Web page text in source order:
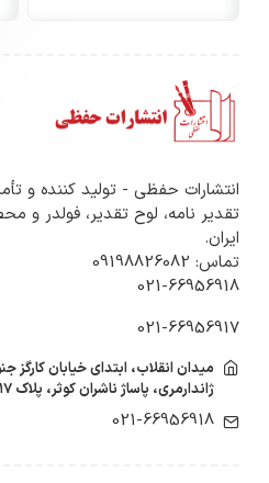
انتشارات حفظی - تولید کننده و
تقدیر نامه، لوح تقدیر، فولدر و
ایران.
تماس: 09198826082
021-66956918
021-66956917
میدان انقلاب، ابتدای خیابان
ژاندارمری، پاساژ ناشران کوثر، پلاک ۱۷
021-66956918